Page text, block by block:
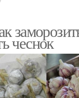
чеснок